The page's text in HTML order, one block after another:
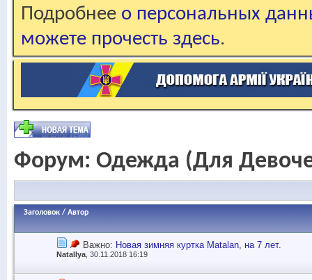
Подробнее о персональных
можете прочесть здесь.
Форум: Одежда (Для
Заголовок / Автор
Важно: Новая зимняя куртка Мatalan, на 7 лет.
Natallya , 30.11.2018 16:19